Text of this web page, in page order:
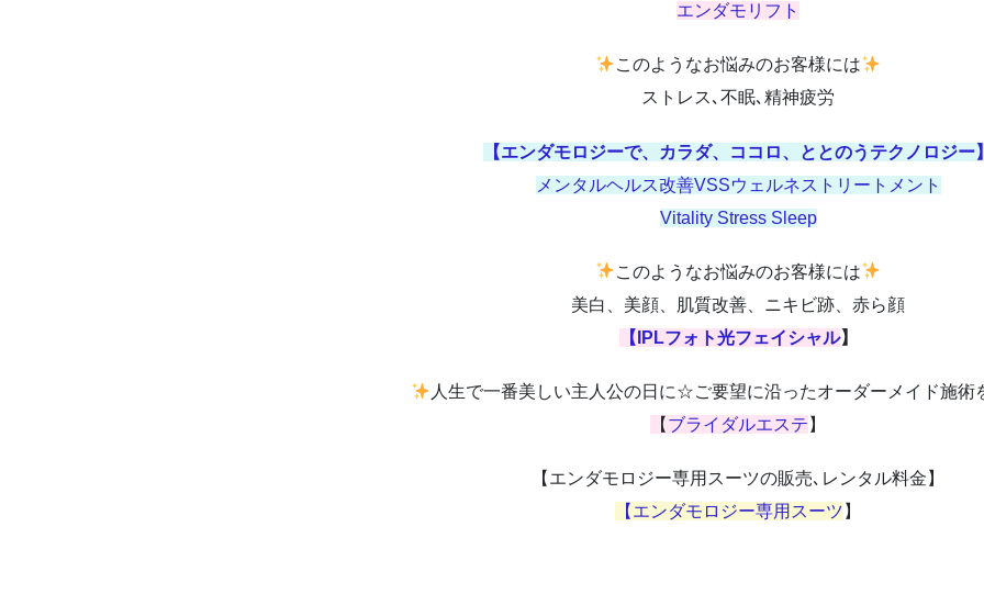
エンダモリフト
このようなお悩みのお客様には
ストレス､不眠､精神疲労
【エンダモロジーで、カラダ、ココロ、ととのうテクノロジー
メンタルヘルス改善VSSウェルネストリートメント
Vitality Stress Sleep
このようなお悩みのお客様には
美白、美顔、肌質改善、ニキビ跡、赤ら顔
【IPLフォト光フェイシャル】
人生で一番美しい主人公の日に☆ご要望に沿ったオーダーメイド施術
【 ブライダルエステ 】
【エンダモロジー専用スーツの販売､レンタル料金】
【エンダモロジー専用スーツ 】